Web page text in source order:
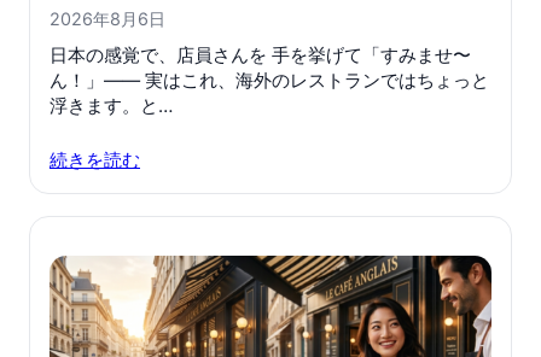
2026年8月6日
日本の感覚で、店員さんを 手を挙げて「すみませ〜
ん！」—— 実はこれ、海外のレストランではちょっと
浮きます。と…
続きを読む